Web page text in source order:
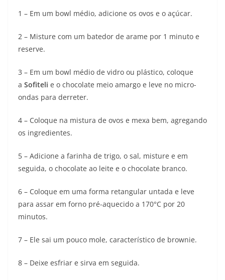
1 – Em um bowl médio, adicione os ovos e o açúcar.
2 – Misture com um batedor de arame por 1 minuto e
reserve.
3 – Em um bowl médio de vidro ou plástico, coloque
a Sofiteli e o chocolate meio amargo e leve no micro-
ondas para derreter.
4 – Coloque na mistura de ovos e mexa bem, agregando
os ingredientes.
5 – Adicione a farinha de trigo, o sal, misture e em
seguida, o chocolate ao leite e o chocolate branco.
6 – Coloque em uma forma retangular untada e leve
para assar em forno pré-aquecido a 170°C por 20
minutos.
7 – Ele sai um pouco mole, característico de brownie.
8 – Deixe esfriar e sirva em seguida.